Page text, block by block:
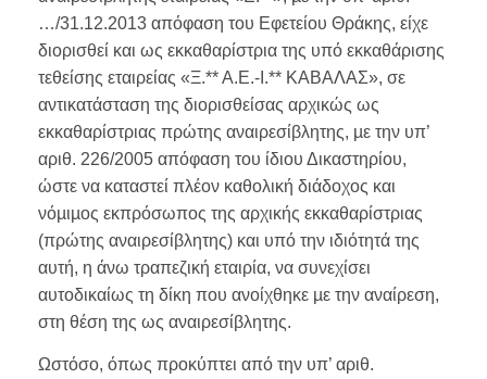
…/31.12.2013 απόφαση του Εφετείου Θράκης, είχε
διορισθεί και ως εκκαθαρίστρια της υπό εκκαθάρισης
τεθείσης εταιρείας «Ξ.** Α.Ε.-Ι.** ΚΑΒΑΛΑΣ», σε
αντικατάσταση της διορισθείσας αρχικώς ως
εκκαθαρίστριας πρώτης αναιρεσίβλητης, µε την υπ’
αριθ. 226/2005 απόφαση του ίδιου Δικαστηρίου,
ώστε να καταστεί πλέον καθολική διάδοχος και
νόµιµος εκπρόσωπος της αρχικής εκκαθαρίστριας
(πρώτης αναιρεσίβλητης) και υπό την ιδιότητά της
αυτή, η άνω τραπεζική εταιρία, να συνεχίσει
αυτοδικαίως τη δίκη που ανοίχθηκε µε την αναίρεση,
στη θέση της ως αναιρεσίβλητης.
Ωστόσο, όπως προκύπτει από την υπ’ αριθ.